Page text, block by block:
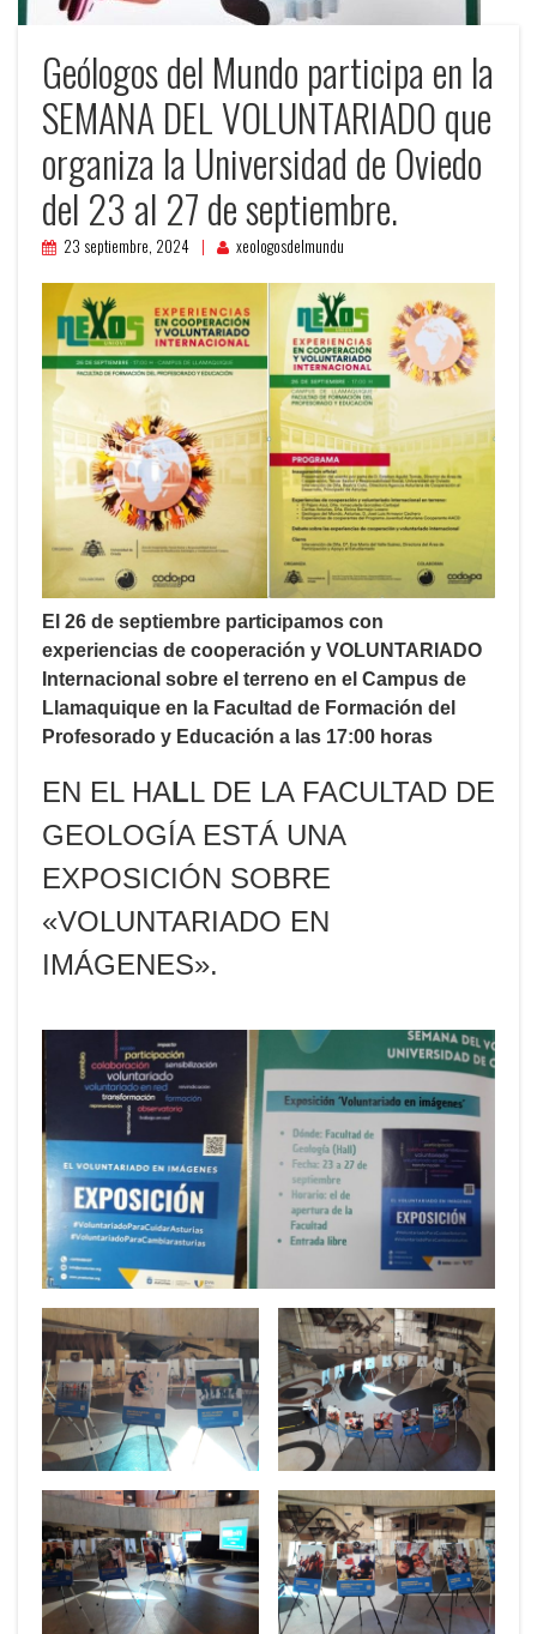
Geólogos del Mundo participa en la
SEMANA DEL VOLUNTARIADO que
organiza la Universidad de Oviedo
del 23 al 27 de septiembre.
23 septiembre, 2024 xeologosdelmundu
El 26 de septiembre participamos con
experiencias de cooperación y VOLUNTARIADO
Internacional sobre el terreno en el Campus de
Llamaquique en la Facultad de Formación del
Profesorado y Educación a las 17:00 horas
EN EL HALL DE LA FACULTAD DE
GEOLOGÍA ESTÁ UNA
EXPOSICIÓN SOBRE
«VOLUNTARIADO EN
IMÁGENES».